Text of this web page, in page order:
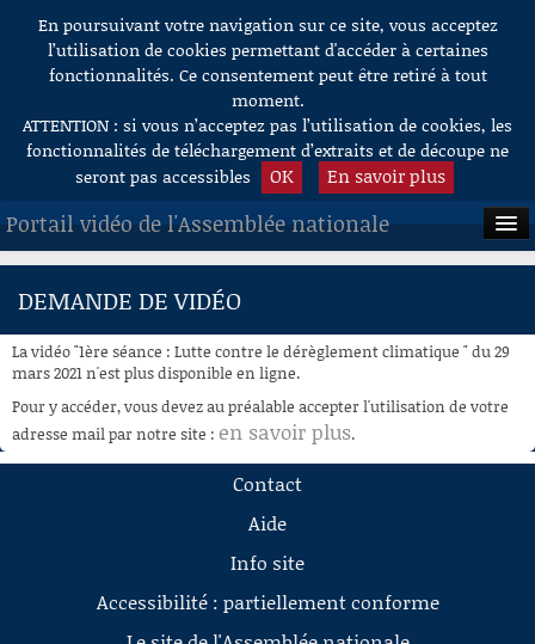
Aller au contenu
En poursuivant votre navigation sur ce site, vous acceptez
l’utilisation de cookies permettant d'accéder à certaines
fonctionnalités. Ce consentement peut être retiré à tout
moment.
ATTENTION : si vous n’acceptez pas l’utilisation de cookies, les
fonctionnalités de téléchargement d’extraits et de découpe ne
seront pas accessibles
OK En savoir plus
Portail vidéo de l'Assemblée nationale
ACCUEIL
À LA DEMANDE
RECHERCHE
AIDE À LA DÉCOUPE
DEMANDE DE VIDÉO
La vidéo "1ère séance : Lutte contre le dérèglement climatique " du 29
mars 2021 n'est plus disponible en ligne.
Pour y accéder, vous devez au préalable accepter l'utilisation de votre
adresse mail par notre site : en savoir plus.
Contact
Aide
Info site
Accessibilité : partiellement conforme